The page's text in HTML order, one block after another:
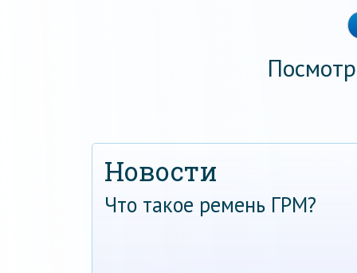
Новости
Что такое ремень ГРМ?